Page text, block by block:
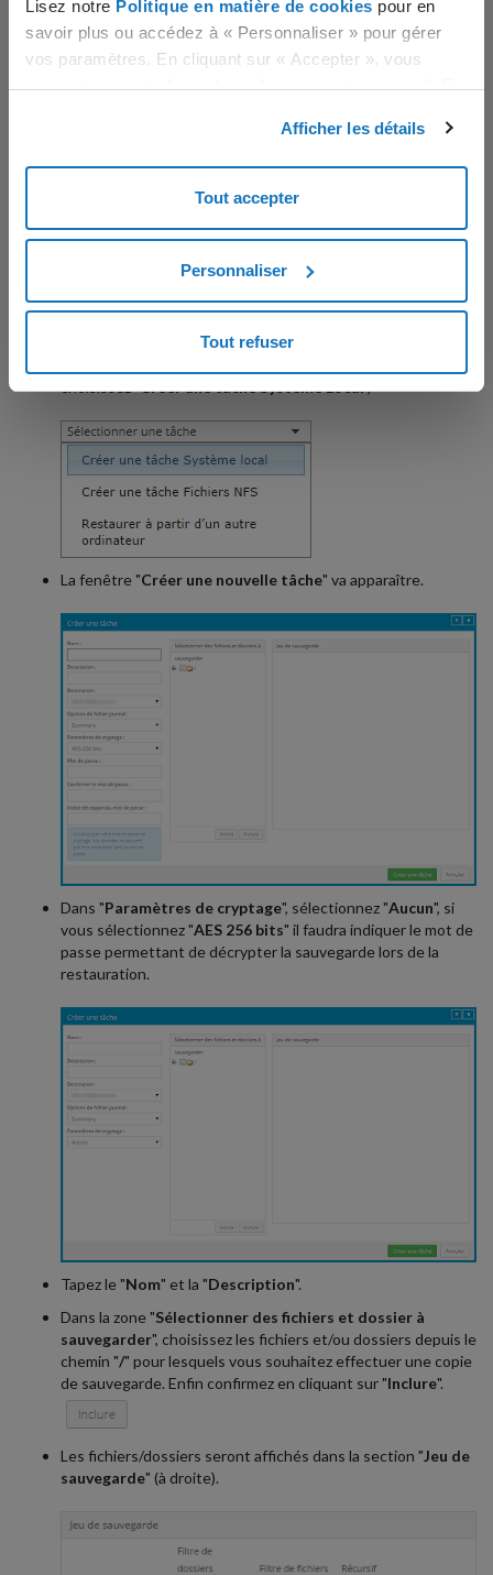
Lisez notre Politique en matière de cookies pour en
savoir plus ou accédez à « Personnaliser » pour gérer
vos paramètres. En cliquant sur « Accepter », vous
consentez au stockage de cookies sur votre appareil. En
stockage des cookies nécessaires.
Afficher les détails
Tout accepter
Personnaliser
Tout refuser
Cliquez sur la flèche concernant le serveur sur lequel vous
souhaitez ajouter une tâche.
choisissez "Créer une tâche Système Local",
La fenêtre "Créer une nouvelle tâche" va apparaître.
Dans "Paramètres de cryptage", sélectionnez "Aucun", si
vous sélectionnez "AES 256 bits" il faudra indiquer le mot de
passe permettant de décrypter la sauvegarde lors de la
restauration.
Tapez le "Nom" et la "Description".
Dans la zone "Sélectionner des fichiers et dossier à
sauvegarder", choisissez les fichiers et/ou dossiers depuis le
chemin "/" pour lesquels vous souhaitez effectuer une copie
de sauvegarde. Enfin confirmez en cliquant sur "Inclure".
Les fichiers/dossiers seront affichés dans la section "Jeu de
sauvegarde" (à droite).